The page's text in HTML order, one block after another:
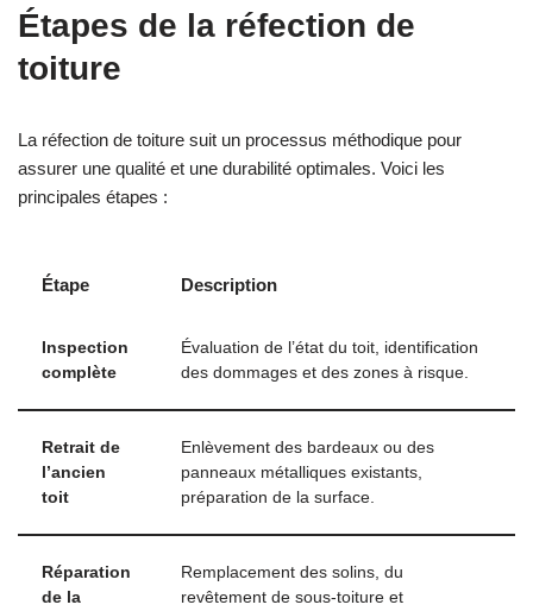
Étapes de la réfection de
toiture
La réfection de toiture suit un processus méthodique pour
assurer une qualité et une durabilité optimales. Voici les
principales étapes :
Étape Description
Inspection
complète
Évaluation de l’état du toit, identification
des dommages et des zones à risque.
Retrait de
l’ancien
toit
Enlèvement des bardeaux ou des
panneaux métalliques existants,
préparation de la surface.
Réparation
de la
Remplacement des solins, du
revêtement de sous-toiture et